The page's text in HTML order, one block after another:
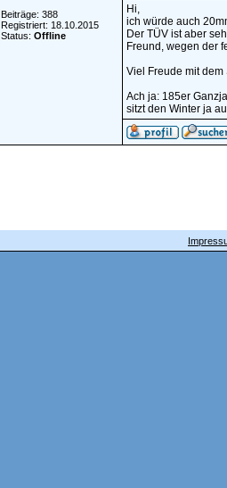
Beiträge: 388
Registriert: 18.10.2015
Status: Offline
Hi,
ich würde auch
Der TÜV ist aber
Freund, wegen der
Viel Freude mit dem
Ach ja: 185er
sitzt den Winter ja